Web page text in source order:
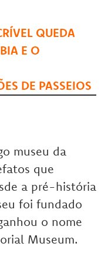
QUEDA
E O
DE PASSEIOS
museu da
que
a pré-história
foi fundado
o nome
Museum.